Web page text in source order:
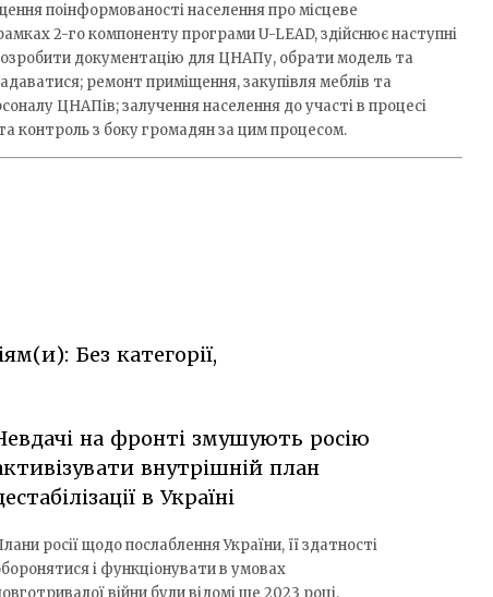
поінформованості населення про місцеве
2-го компоненту програми U-LEAD, здійснює наступні
документацію для ЦНАПу, обрати модель та
ремонт приміщення, закупівля меблів та
ЦНАПів; залучення населення до участі в процесі
контроль з боку громадян за цим процесом.
Без категорії,
на фронті змушують росію
внутрішній план
в Україні
росії щодо послаблення України, її здатності
і функціонувати в умовах
війни були відомі ще 2023 році.